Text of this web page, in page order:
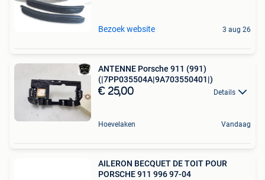
Bezoek website 3 aug 26
ANTENNE Porsche 911 (991)
(|7PP035504A|9A703550401|)
€ 25,00 Details
Hoevelaken Vandaag
AILERON BECQUET DE TOIT POUR
PORSCHE 911 996 97-04